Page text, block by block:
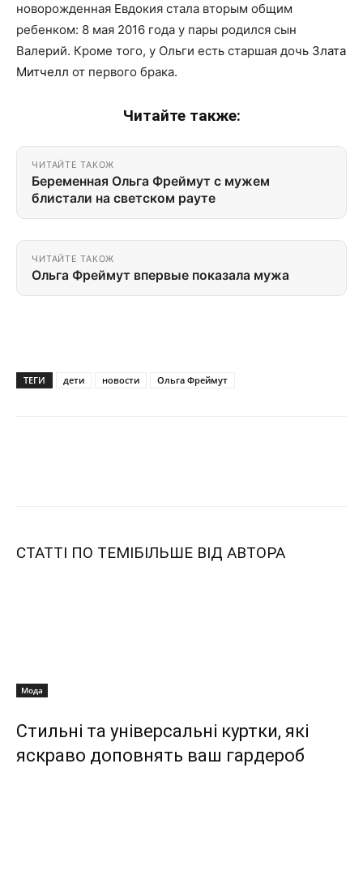
новорожденная Евдокия стала вторым общим
ребенком: 8 мая 2016 года у пары родился сын
Валерий. Кроме того, у Ольги есть старшая дочь Злата
Митчелл от первого брака.
Читайте также:
ЧИТАЙТЕ ТАКОЖ
Беременная Ольга Фреймут с мужем
блистали на светском рауте
ЧИТАЙТЕ ТАКОЖ
Ольга Фреймут впервые показала мужа
ТЕГИ дети новости Ольга Фреймут
СТАТТІ ПО ТЕМІБІЛЬШЕ ВІД АВТОРА
Мода
Стильні та універсальні куртки, які
яскраво доповнять ваш гардероб